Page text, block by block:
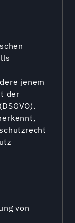
jenem
der
von